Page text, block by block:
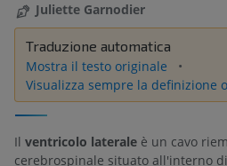
Juliette Garnodier
Traduzione automatica
Mostra il testo originale
Visualizza sempre la definizione
Il ventricolo laterale è un cavo
cerebrospinale situato all'interno